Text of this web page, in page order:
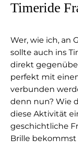
Timeride
Wer, wie ich, an
sollte auch ins
direkt
perfekt mit
verbunden
denn nun? Wie
diese Aktivität
geschichtliche
Brille